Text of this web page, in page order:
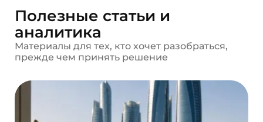
Полезные статьи и
аналитика
Материалы для тех, кто хочет разобраться,
прежде чем принять решение